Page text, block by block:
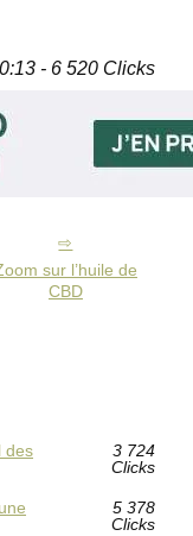
- 6 520 Clicks
sur l’huile de
CBD
des
3 724
Clicks
5 378
Clicks